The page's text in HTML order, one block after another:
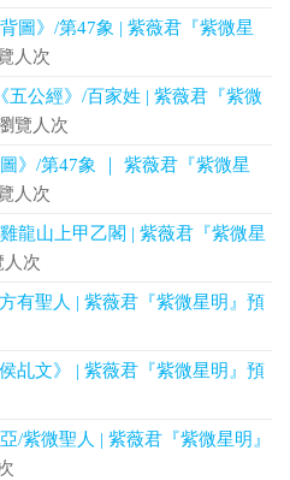
圖》/第47象 | 紫薇君『紫微星
人次
五公經》/百家姓 | 紫薇君『紫微
覽人次
》/第47象 ｜ 紫薇君『紫微星
人次
龍山上甲乙閣 | 紫薇君『紫微星
人次
有聖人 | 紫薇君『紫微星明』預
乩文》 | 紫薇君『紫微星明』預
/紫微聖人 | 紫薇君『紫微星明』